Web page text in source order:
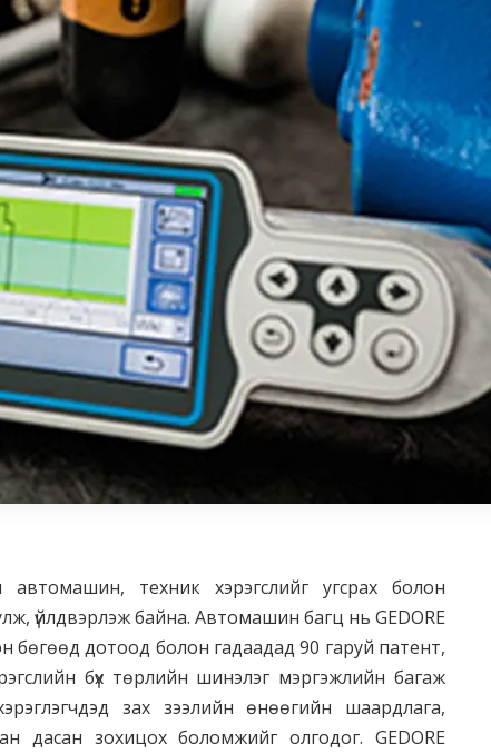
автомашин, техник хэрэгслийг угсрах болон
үйлдвэрлэж байна. Автомашин багц нь GEDORE
бөгөөд дотоод болон гадаадад 90 гаруй патент,
бүх төрлийн шинэлэг мэргэжлийн багаж
зах зээлийн өнөөгийн шаардлага,
дасан зохицох боломжийг олгодог. GEDORE